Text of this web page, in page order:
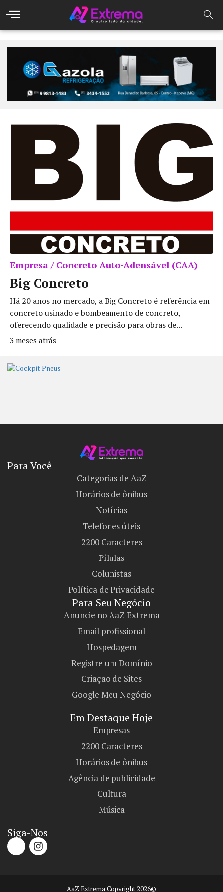
Empresa / Concreto Auto-Adensável (CAA)
Big Concreto
Há 20 anos no mercado, a Big Concreto é referência em
concreto usinado e bombeamento de concreto,
oferecendo qualidade e precisão para obras de...
3 meses atrás
Para Você
Categorias de AaZ
Horários de ônibus
Notícias
Telefones úteis
2200 Caracteres
Pílulas
Colunistas
Política de Privacidade
Para Seu Negócio​
Anuncie no AaZ Extrema
Email profissional
Hospedagem
Registre um Domínio
Criação de Sites
Google Meu Negócio
Em Destaque Hoje
Empresas
2200 Caracteres
Horários de ônibus
Agência de publicidade
Cultura
Música
Siga-Nos
AaZ Extrema Copyright 2026©